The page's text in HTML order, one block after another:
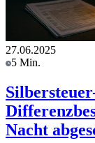
27.06.2025
5 Min.
Nacht